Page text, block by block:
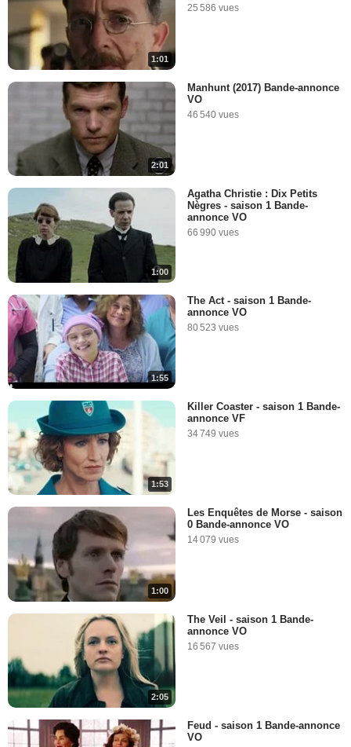
1:01
25 586 vues
2:01
Manhunt (2017) Bande-annonce
VO
46 540 vues
1:00
Agatha Christie : Dix Petits
Nègres - saison 1 Bande-
annonce VO
66 990 vues
1:55
The Act - saison 1 Bande-
annonce VO
80 523 vues
1:53
Killer Coaster - saison 1 Bande-
annonce VF
34 749 vues
1:00
Les Enquêtes de Morse - saison
0 Bande-annonce VO
14 079 vues
2:05
The Veil - saison 1 Bande-
annonce VO
16 567 vues
Feud - saison 1 Bande-annonce
VO